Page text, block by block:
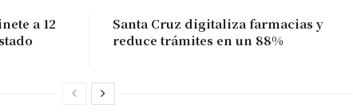
a 12
Santa Cruz digitaliza farmacias y
reduce trámites en un 88%